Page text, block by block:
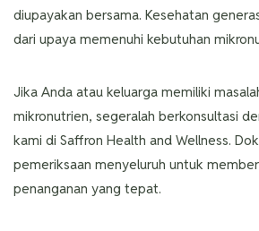
diupayakan bersama. Kesehatan
dari upaya memenuhi kebutuhan
Jika Anda atau keluarga memiliki
mikronutrien, segeralah berkonsultasi
kami di Saffron Health and Wellness.
pemeriksaan menyeluruh untuk
penanganan yang tepat.